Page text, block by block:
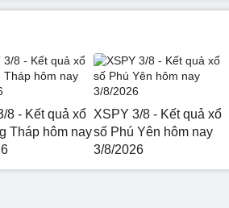
8 - Kết quả xổ
Tháp hôm nay
XSPY 3/8 - Kết quả xổ
số Phú Yên hôm nay
3/8/2026